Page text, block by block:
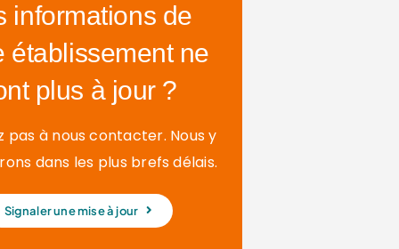
informations de
établissement ne
plus à jour ?
pas à nous contacter. Nous y
dans les plus brefs délais.
Signaler une mise à jour